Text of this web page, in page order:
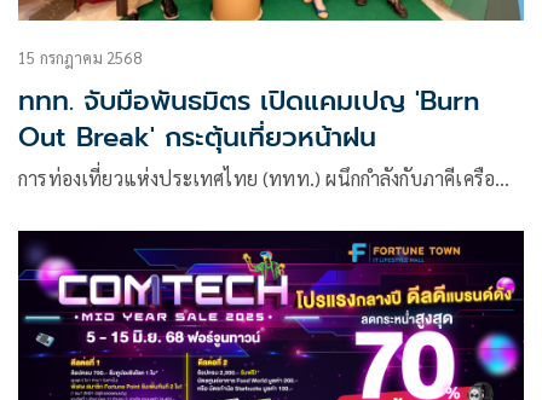
15 กรกฎาคม 2568
ททท. จับมือพันธมิตร เปิดแคมเปญ 'Burn
Out Break' กระตุ้นเที่ยวหน้าฝน
การท่องเที่ยวแห่งประเทศไทย (ททท.) ผนึกกำลังกับภาคีเครือ…